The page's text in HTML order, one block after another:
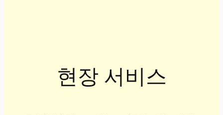
현장 서비스